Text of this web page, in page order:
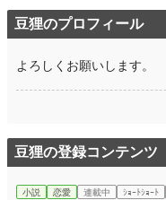
豆狸のプロフィール
よろしくお願いします。
豆狸の登録コンテンツ
小説 恋愛 連載中 ｼｮｰﾄｼｮｰﾄ